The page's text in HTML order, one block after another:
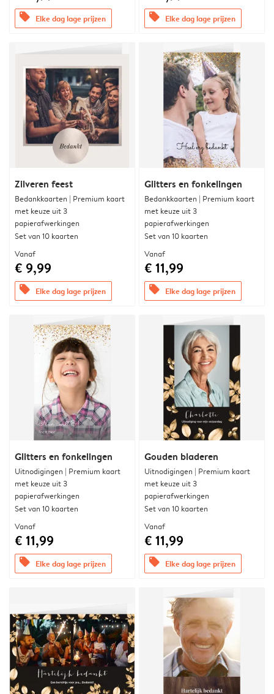
offers Elke dag lage prijzen offers Elke dag lage prijzen
Zilveren feest
Bedankkaarten | Premium kaart
met keuze uit 3
papierafwerkingen
Set van 10 kaarten
Vanaf
€ 9,99
offers Elke dag lage prijzen
Glitters en fonkelingen
Bedankkaarten | Premium kaart
met keuze uit 3
papierafwerkingen
Set van 10 kaarten
Vanaf
€ 11,99
offers Elke dag lage prijzen
Glitters en fonkelingen
Uitnodigingen | Premium kaart
met keuze uit 3
papierafwerkingen
Set van 10 kaarten
Vanaf
€ 11,99
offers Elke dag lage prijzen
Gouden bladeren
Uitnodigingen | Premium kaart
met keuze uit 3
papierafwerkingen
Set van 10 kaarten
Vanaf
€ 11,99
offers Elke dag lage prijzen